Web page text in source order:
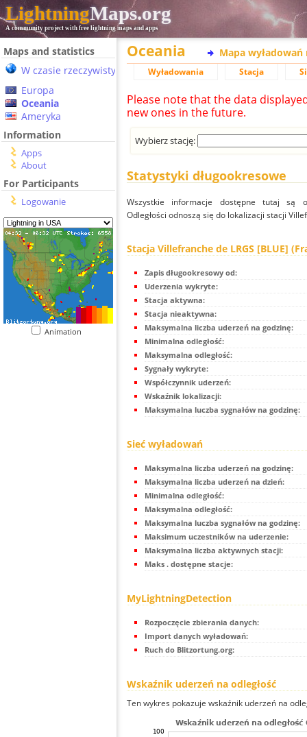
LightningMaps.org
A community project with free lightning maps and apps
Maps and statistics
W czasie rzeczywistym
Europa
Oceania
Ameryka
Information
Apps
About
For Participants
Logowanie
Animation
Oceania Mapa wyładowań
Wyładowania Stacja
Please note that the data
new ones in the future.
Wybierz stację:
Statystyki długookresowe
Wszystkie informacje dostępne tutaj są
Odległości odnoszą się do lokalizacji stacji
Stacja Villefranche de LRGS [BLUE]
Zapis długookresowy od:
Uderzenia wykryte:
Stacja aktywna:
Stacja nieaktywna:
Maksymalna liczba uderzeń na godzinę:
Minimalna odległość:
Maksymalna odległość:
Sygnały wykryte:
Współczynnik uderzeń:
Wskaźnik lokalizacji:
Maksymalna luczba sygnałów na godzinę:
Sieć wyładowań
Maksymalna liczba uderzeń na godzinę:
Maksymalna liczba uderzeń na dzień:
Minimalna odległość:
Maksymalna odległość:
Maksymalna luczba sygnałów na godzinę:
Maksimum uczestników na uderzenie:
Maksymalna liczba aktywnych stacji:
Maks . dostępne stacje:
MyLightningDetection
Rozpoczęcie zbierania danych:
Import danych wyładowań:
Ruch do Blitzortung.org:
Wskaźnik uderzeń na odległość
Ten wykres pokazuje wskaźnik uderzeń na